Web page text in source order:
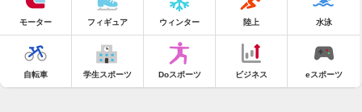
モーター フィギュア ウィンター 陸上 水泳
自転車 学生スポーツ Doスポーツ ビジネス eスポーツ